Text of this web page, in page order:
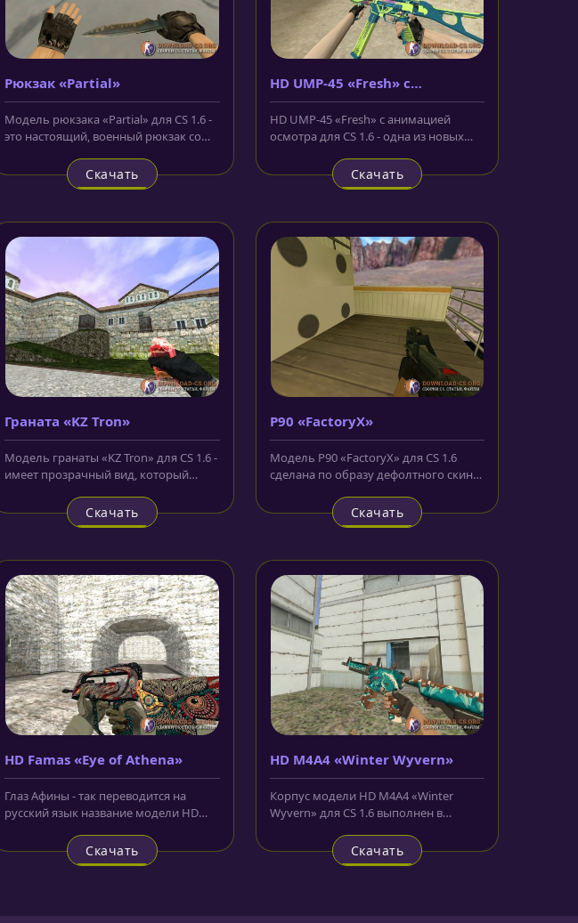
Рюкзак «Partial»
Модель рюкзака «Partial» для CS 1.6 -
это настоящий, военный рюкзак со
Скачать
HD UMP-45 «Fresh» с
анимацией осмотра
HD UMP-45 «Fresh» с анимацией
осмотра для CS 1.6 - одна из новых
для...
Скачать
Граната «KZ Tron»
Модель гранаты «KZ Tron» для CS 1.6 -
имеет прозрачный вид, который
Скачать
P90 «FactoryX»
Модель P90 «FactoryX» для CS 1.6
сделана по образу дефолтного скина
Скачать
HD Famas «Eye of Athena»
Глаз Афины - так переводится на
русский язык название модели HD
Скачать
HD M4A4 «Winter Wyvern»
Корпус модели HD M4A4 «Winter
Wyvern» для CS 1.6 выполнен в
Скачать